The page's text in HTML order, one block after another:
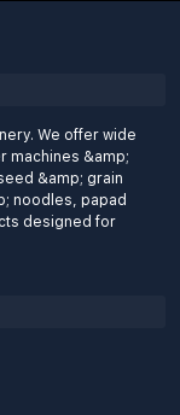
We offer wide
machines &amp;
&amp; grain
noodles, papad
designed for